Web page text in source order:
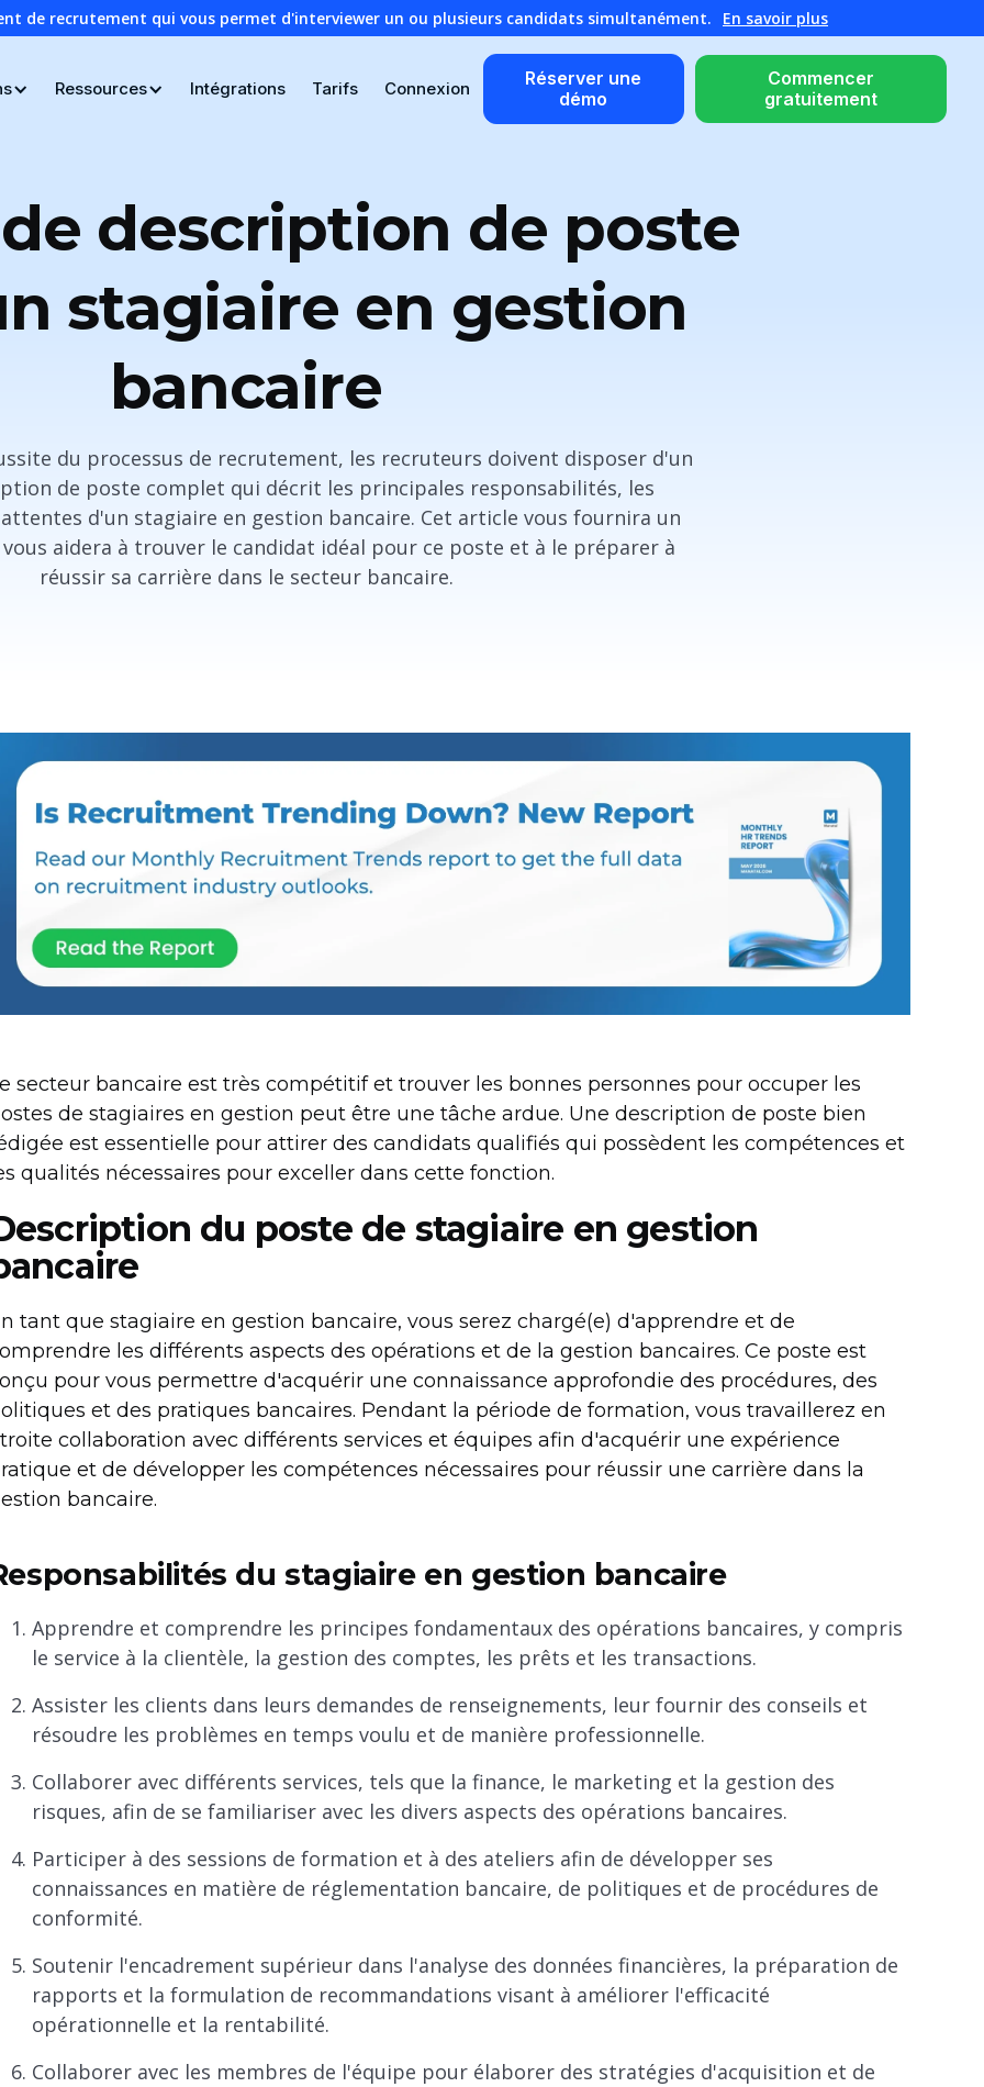
de recrutement qui vous permet d'interviewer un ou plusieurs candidats simultanément. En savoir plus
Ressources Intégrations Tarifs Connexion
Réserver une
démo
Commencer
gratuitement
description de poste
stagiaire en gestion
bancaire
du processus de recrutement, les recruteurs doivent disposer d'un
de poste complet qui décrit les principales responsabilités, les
d'un stagiaire en gestion bancaire. Cet article vous fournira un
aidera à trouver le candidat idéal pour ce poste et à le préparer à
réussir sa carrière dans le secteur bancaire.
secteur bancaire est très compétitif et trouver les bonnes personnes pour occuper les
de stagiaires en gestion peut être une tâche ardue. Une description de poste bien
est essentielle pour attirer des candidats qualifiés qui possèdent les compétences et
qualités nécessaires pour exceller dans cette fonction.
du poste de stagiaire en gestion
tant que stagiaire en gestion bancaire, vous serez chargé(e) d'apprendre et de
les différents aspects des opérations et de la gestion bancaires. Ce poste est
pour vous permettre d'acquérir une connaissance approfondie des procédures, des
et des pratiques bancaires. Pendant la période de formation, vous travaillerez en
collaboration avec différents services et équipes afin d'acquérir une expérience
et de développer les compétences nécessaires pour réussir une carrière dans la
bancaire.
du stagiaire en gestion bancaire
Apprendre et comprendre les principes fondamentaux des opérations bancaires, y compris
le service à la clientèle, la gestion des comptes, les prêts et les transactions.
Assister les clients dans leurs demandes de renseignements, leur fournir des conseils et
résoudre les problèmes en temps voulu et de manière professionnelle.
Collaborer avec différents services, tels que la finance, le marketing et la gestion des
risques, afin de se familiariser avec les divers aspects des opérations bancaires.
Participer à des sessions de formation et à des ateliers afin de développer ses
connaissances en matière de réglementation bancaire, de politiques et de procédures de
conformité.
Soutenir l'encadrement supérieur dans l'analyse des données financières, la préparation de
rapports et la formulation de recommandations visant à améliorer l'efficacité
opérationnelle et la rentabilité.
Collaborer avec les membres de l'équipe pour élaborer des stratégies d'acquisition et de